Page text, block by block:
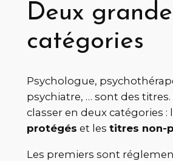
Deux
catégories
Psychologue,
psychiatre, … sont des
classer en deux catégories :
protégés et les titres non-
Les premiers sont